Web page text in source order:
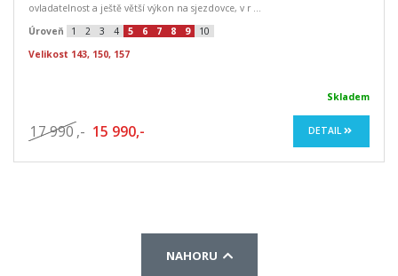
ovladatelnost a ještě větší výkon na sjezdovce, v r ...
Úroveň
1 2 3 4 5 6 7 8 9
10
Velikost 143, 150, 157
Skladem
17 990 ,- 15 990,- DETAIL
NAHORU